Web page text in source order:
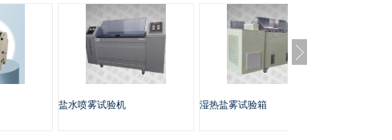
盐水喷雾试验机 湿热盐雾试验箱